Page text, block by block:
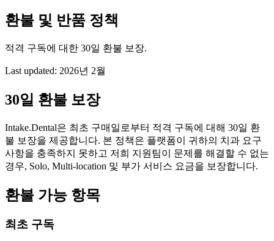
환불 및 반품 정책
적격 구독에 대한 30일 환불 보장.
Last updated: 2026년 2월
30일 환불 보장
Intake.Dental은 최초 구매일로부터 적격 구독에 대해 30일 환
불 보장을 제공합니다. 본 정책은 플랫폼이 귀하의 치과 요구
사항을 충족하지 못하고 저희 지원팀이 문제를 해결할 수 없는
경우, Solo, Multi-location 및 부가 서비스 요금을 보장합니다.
환불 가능 항목
최초 구독